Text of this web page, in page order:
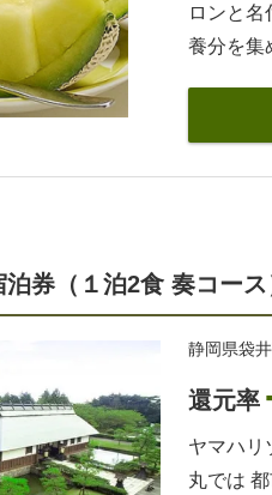
ロンと
養分を集
券（１泊2食 奏コース
静岡県袋
還元率
ヤマハリ
丸では